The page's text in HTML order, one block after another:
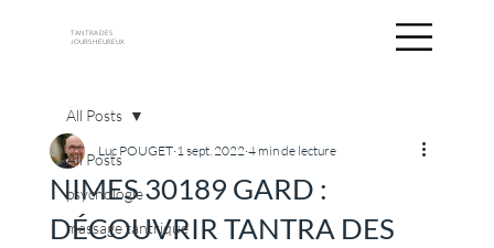
TANTRA DES
JOURS HEUREUX
All Posts
psychologie
massage tantrique
All Posts
NIMES 30189 GARD :
DÉCOUVRIR TANTRA DES
Luc POUGET 1 sept. 2022 4 min de lecture